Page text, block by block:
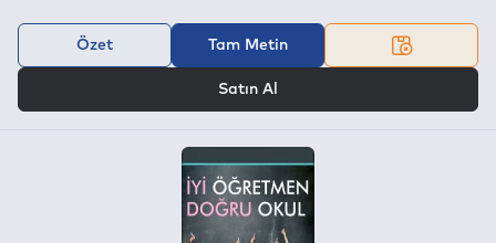
Özet Tam Metin
Satın Al